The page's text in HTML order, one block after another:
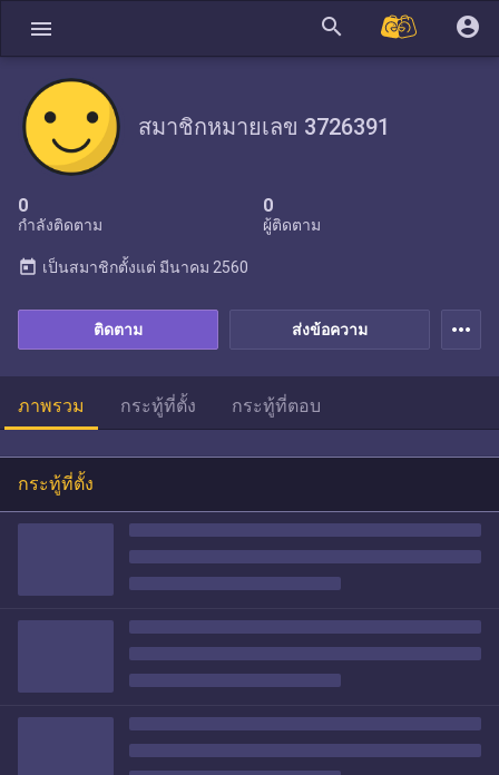
menu search account_circle
สมาชิกหมายเลข 3726391
0
กำลังติดตาม
0
ผู้ติดตาม
ส่งข้อความ
ติดตาม
today เป็นสมาชิกตั้งแต่ มีนาคม 2560
more_horiz
ภาพรวม กระทู้ที่ตั้ง กระทู้ที่ตอบ
กระทู้ที่ตั้ง